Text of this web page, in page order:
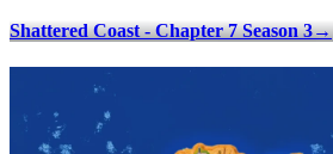
Shattered Coast - Chapter 7 Season 3→